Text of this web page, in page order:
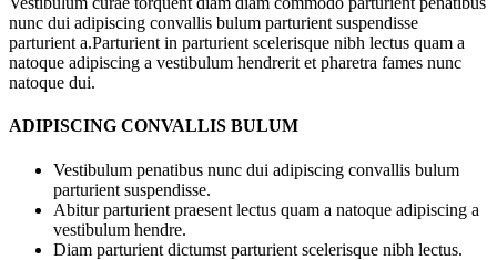
nunc dui adipiscing convallis bulum parturient suspendisse
parturient a.Parturient in parturient scelerisque nibh lectus quam a
natoque adipiscing a vestibulum hendrerit et pharetra fames nunc
natoque dui.
ADIPISCING CONVALLIS BULUM
Vestibulum penatibus nunc dui adipiscing convallis bulum
parturient suspendisse.
Abitur parturient praesent lectus quam a natoque adipiscing a
vestibulum hendre.
Diam parturient dictumst parturient scelerisque nibh lectus.